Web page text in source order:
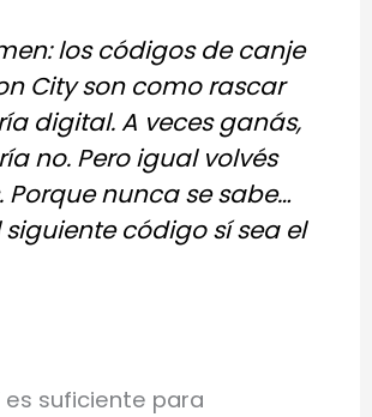
los códigos de canje
City son como rascar
digital. A veces ganás,
no. Pero igual volvés
Porque nunca se sabe…
siguiente código sí sea el
es suficiente para